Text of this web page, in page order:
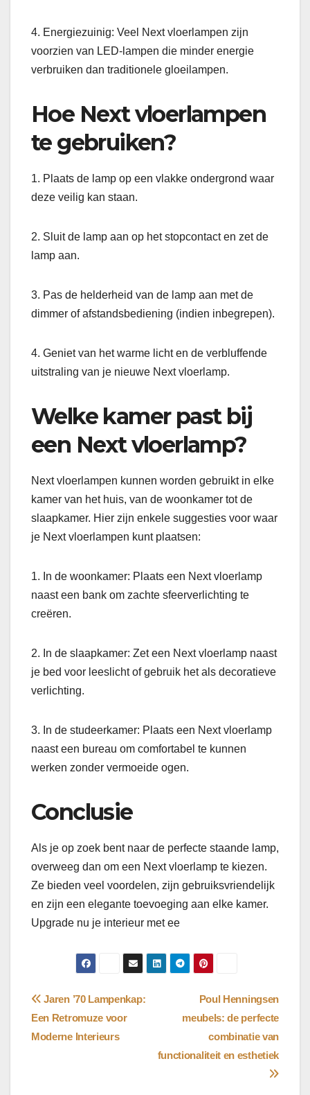
4. Energiezuinig: Veel Next vloerlampen zijn
voorzien van LED-lampen die minder energie
verbruiken dan traditionele gloeilampen.
Hoe Next vloerlampen
te gebruiken?
1. Plaats de lamp op een vlakke ondergrond waar
deze veilig kan staan.
2. Sluit de lamp aan op het stopcontact en zet de
lamp aan.
3. Pas de helderheid van de lamp aan met de
dimmer of afstandsbediening (indien inbegrepen).
4. Geniet van het warme licht en de verbluffende
uitstraling van je nieuwe Next vloerlamp.
Welke kamer past bij
een Next vloerlamp?
Next vloerlampen kunnen worden gebruikt in elke
kamer van het huis, van de woonkamer tot de
slaapkamer. Hier zijn enkele suggesties voor waar
je Next vloerlampen kunt plaatsen:
1. In de woonkamer: Plaats een Next vloerlamp
naast een bank om zachte sfeerverlichting te
creëren.
2. In de slaapkamer: Zet een Next vloerlamp naast
je bed voor leeslicht of gebruik het als decoratieve
verlichting.
3. In de studeerkamer: Plaats een Next vloerlamp
naast een bureau om comfortabel te kunnen
werken zonder vermoeide ogen.
Conclusie
Als je op zoek bent naar de perfecte staande lamp,
overweeg dan om een Next vloerlamp te kiezen.
Ze bieden veel voordelen, zijn gebruiksvriendelijk
en zijn een elegante toevoeging aan elke kamer.
Upgrade nu je interieur met ee
Bericht
navigatie
Poul Henningsen
meubels: de perfecte
combinatie van
functionaliteit en esthetiek
Jaren ’70 Lampenkap:
Een Retromuze voor
Moderne Interieurs